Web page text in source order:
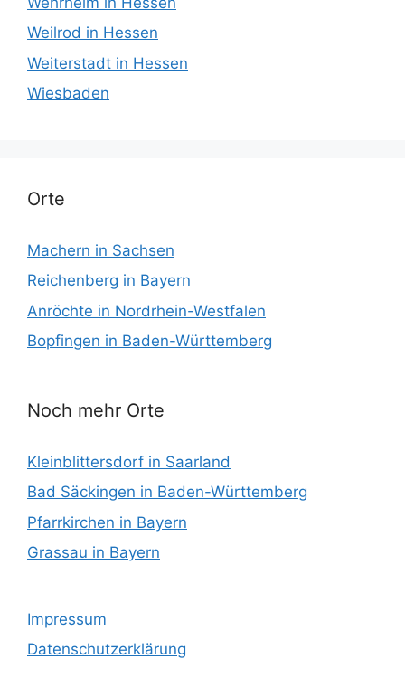
Weilrod in Hessen
Weiterstadt in Hessen
Wiesbaden
Orte
Machern in Sachsen
Reichenberg in Bayern
Anröchte in Nordrhein-Westfalen
Bopfingen in Baden-Württemberg
Noch mehr Orte
Kleinblittersdorf in Saarland
Bad Säckingen in Baden-Württemberg
Pfarrkirchen in Bayern
Grassau in Bayern
Impressum
Datenschutzerklärung